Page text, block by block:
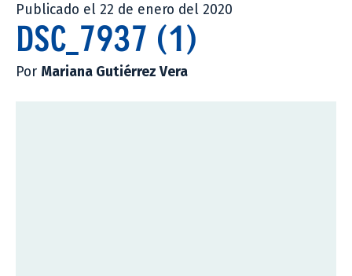
Publicado el 22 de enero del 2020
DSC_7937 (1)
Por Mariana Gutiérrez Vera